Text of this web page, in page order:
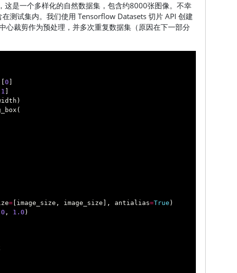
这是一个多样化的自然数据集，包含约8000张图像。不幸
测试集内。我们使用 Tensorflow Datasets 切片 API 创建
心裁剪作为预处理，并多次重复数据集（原因在下一部分
0
1
)
(
=[ image_size , image_size ], antialias=True )
, 1.0 )